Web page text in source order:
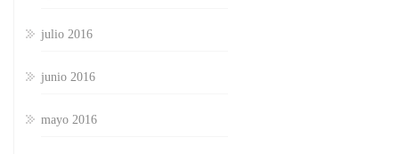
julio 2016
junio 2016
mayo 2016